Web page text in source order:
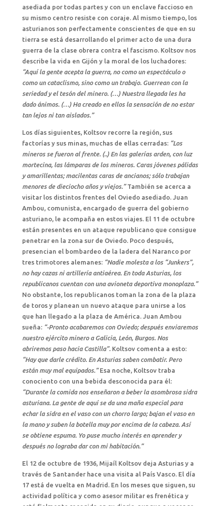
asediada por todas partes y con un enclave faccioso en
su mismo centro resiste con coraje. Al mismo tiempo, los
asturianos son perfectamente conscientes de que en su
tierra se está desarrollando el primer acto de una dura
guerra de la clase obrera contra el fascismo. Koltsov nos
describe la vida en Gijón y la moral de los luchadores:
“Aquí la gente acepta la guerra, no como un espectáculo o
como un cataclismo, sino como un trabajo. Guerrean con la
seriedad y el tesón del minero. (…) Nuestra llegada les ha
dado ánimos. (…) Ha creado en ellos la sensación de no estar
tan lejos ni tan aislados.”
Los días siguientes, Koltsov recorre la región, sus
factorías y sus minas, muchas de ellas cerradas: “Los
mineros se fueron al frente. (..) En las galerías arden, con luz
mortecina, las lámparas de los mineros. Caras jóvenes pálidas
y amarillentas; macilentas caras de ancianos; sólo trabajan
menores de dieciocho años y viejos.”También se acerca a
visitar los distintos frentes del Oviedo asediado. Juan
Ambou, comunista, encargado de guerra del gobierno
asturiano, le acompaña en estos viajes. El 11 de octubre
están presentes en un ataque republicano que consigue
penetrar en la zona sur de Oviedo. Poco después,
presencian el bombardeo de la ladera del Naranco por
tres trimotores alemanes: “Nadie molesta a los “Junkers”,
no hay cazas ni artillería antiaérea. En toda Asturias, los
republicanos cuentan con una avioneta deportiva monoplaza.”
No obstante, los republicanos toman la zona de la plaza
de toros y planean un nuevo ataque para unirse a los
que han llegado a la plaza de América. Juan Ambou
sueña:“-Pronto acabaremos con Oviedo; después enviaremos
nuestro ejército minero a Galicia, León, Burgos. Nos
abriremos paso hacia Castilla”.Koltsov comenta a esto:
“Hay que darle crédito. En Asturias saben combatir. Pero
están muy mal equipados.”Esa noche, Koltsov traba
conociento con una bebida desconocida para él:
“Durante la comida nos enseñaron a beber la asombrosa sidra
asturiana. La gente de aquí se da una maña especial para
echar la sidra en el vaso con un chorro largo; bajan el vaso en
la mano y suben la botella muy por encima de la cabeza. Así
se obtiene espuma. Yo puse mucho interés en aprender y
después no lograba dar con mi habitación.”
El 12 de octubre de 1936, Mijaíl Koltsov deja Asturias y a
través de Santander hace una visita al País Vasco. El día
17 está de vuelta en Madrid. En los meses que siguen, su
actividad política y como asesor militar es frenética y